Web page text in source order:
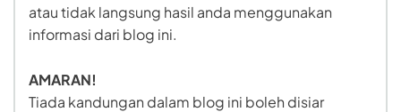
atau tidak langsung hasil anda menggunakan
informasi dari blog ini.
AMARAN!
Tiada kandungan dalam blog ini boleh disiar